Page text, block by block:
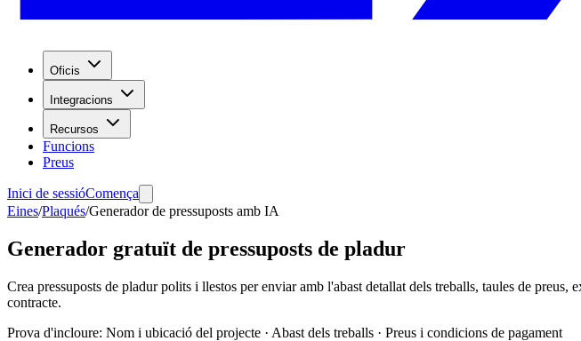
Oficis
Integracions
Recursos
Funcions
Preus
Inici de sessióComença
Eines/Plaqués/Generador de pressuposts amb IA
Generador gratuït de pressuposts de pladur
Crea pressuposts de pladur polits i llestos per enviar amb l'abast detallat dels treballs, taules de
contracte.
Prova d'incloure: Nom i ubicació del projecte · Abast dels treballs · Preus i condicions de pagament